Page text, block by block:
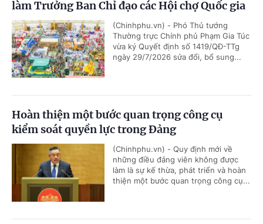
làm Trưởng Ban Chỉ đạo các Hội chợ Quốc gia
(Chinhphu.vn) - Phó Thủ tướng
Thường trực Chính phủ Phạm Gia Túc
vừa ký Quyết định số 1419/QĐ-TTg
ngày 29/7/2026 sửa đổi, bổ sung...
Hoàn thiện một bước quan trọng công cụ
kiểm soát quyền lực trong Đảng
(Chinhphu.vn) - Quy định mới về
những điều đảng viên không được
làm là sự kế thừa, phát triển và hoàn
thiện một bước quan trọng công cụ...